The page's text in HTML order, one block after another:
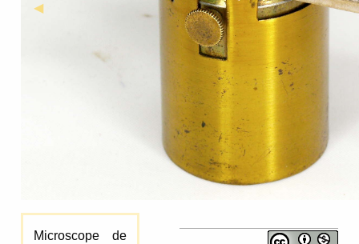
Previous Slide
◀︎
Microscope de